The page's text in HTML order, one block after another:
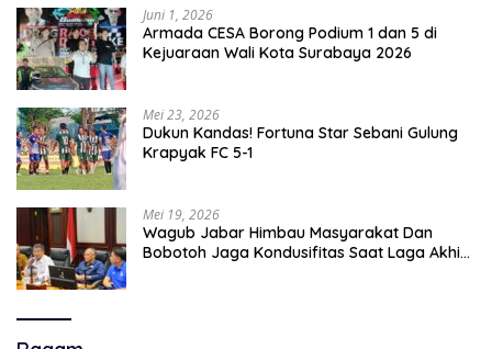
Juni 1, 2026
Armada CESA Borong Podium 1 dan 5 di
Kejuaraan Wali Kota Surabaya 2026
Mei 23, 2026
Dukun Kandas! Fortuna Star Sebani Gulung
Krapyak FC 5-1
Mei 19, 2026
Wagub Jabar Himbau Masyarakat Dan
Bobotoh Jaga Kondusifitas Saat Laga Akhir